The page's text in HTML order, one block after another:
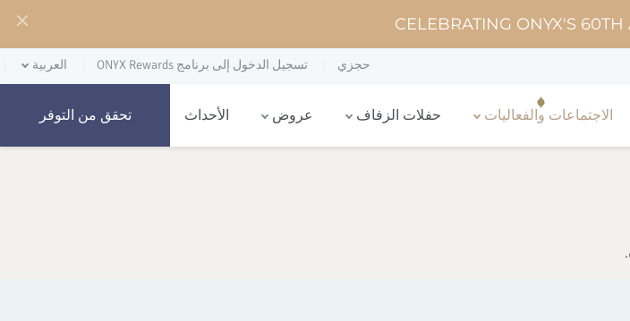
CELEBRATING ONYX'S
حجزي تسجيل الدخول إلى برنامج ONYX Rewards العربية
الاجتماعات والفعاليات حفلات الزفاف عروض الأحداث تحقق من التوفر